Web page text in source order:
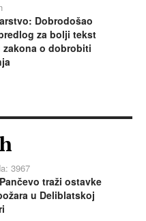
Dobrodošao
za bolji tekst
zakona o dobrobiti
3967
traži ostavke
u Deliblatskoj